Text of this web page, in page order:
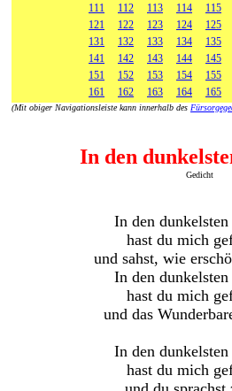
111
112 113 114 115
121
122 123 124 125
131
132 133 134 135
141
142 143 144 145
151
152 153 154 155
161
162 163 164 165
(Mit obiger Navigationsleiste kann innerhalb des
In den
Gedicht
In den dunkelsten
hast du mich
und sahst, wie
In den dunkelsten
hast du mich
und das
In den dunkelsten
hast du mich